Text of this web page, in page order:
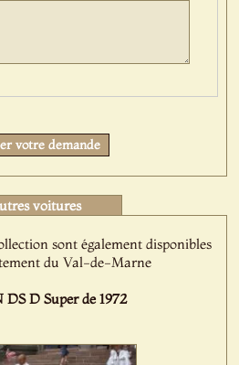
votre demande
voitures
sont également disponibles
du Val-de-Marne
DS D Super de 1972